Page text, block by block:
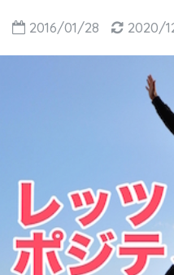
2016/01/28 2020/